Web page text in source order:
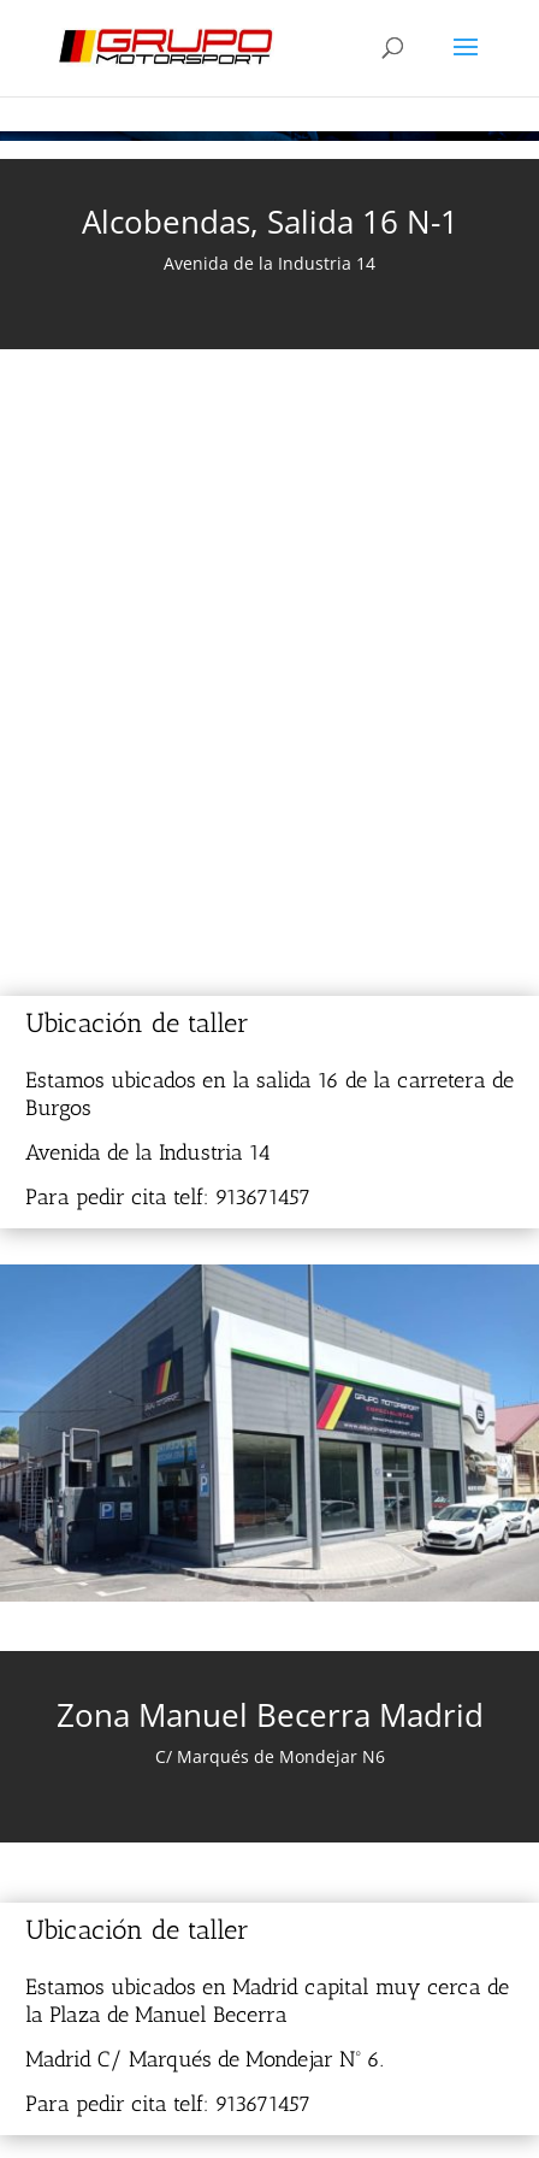
Alcobendas, Salida 16 N-1
Avenida de la Industria 14
Ubicación de taller
Estamos ubicados en la salida 16 de la carretera de
Burgos
Avenida de la Industria 14
Para pedir cita telf: 913671457
Zona Manuel Becerra Madrid
C/ Marqués de Mondejar N6
Ubicación de taller
Estamos ubicados en Madrid capital muy cerca de
la Plaza de Manuel Becerra
Madrid C/ Marqués de Mondejar Nº 6.
Para pedir cita telf: 913671457